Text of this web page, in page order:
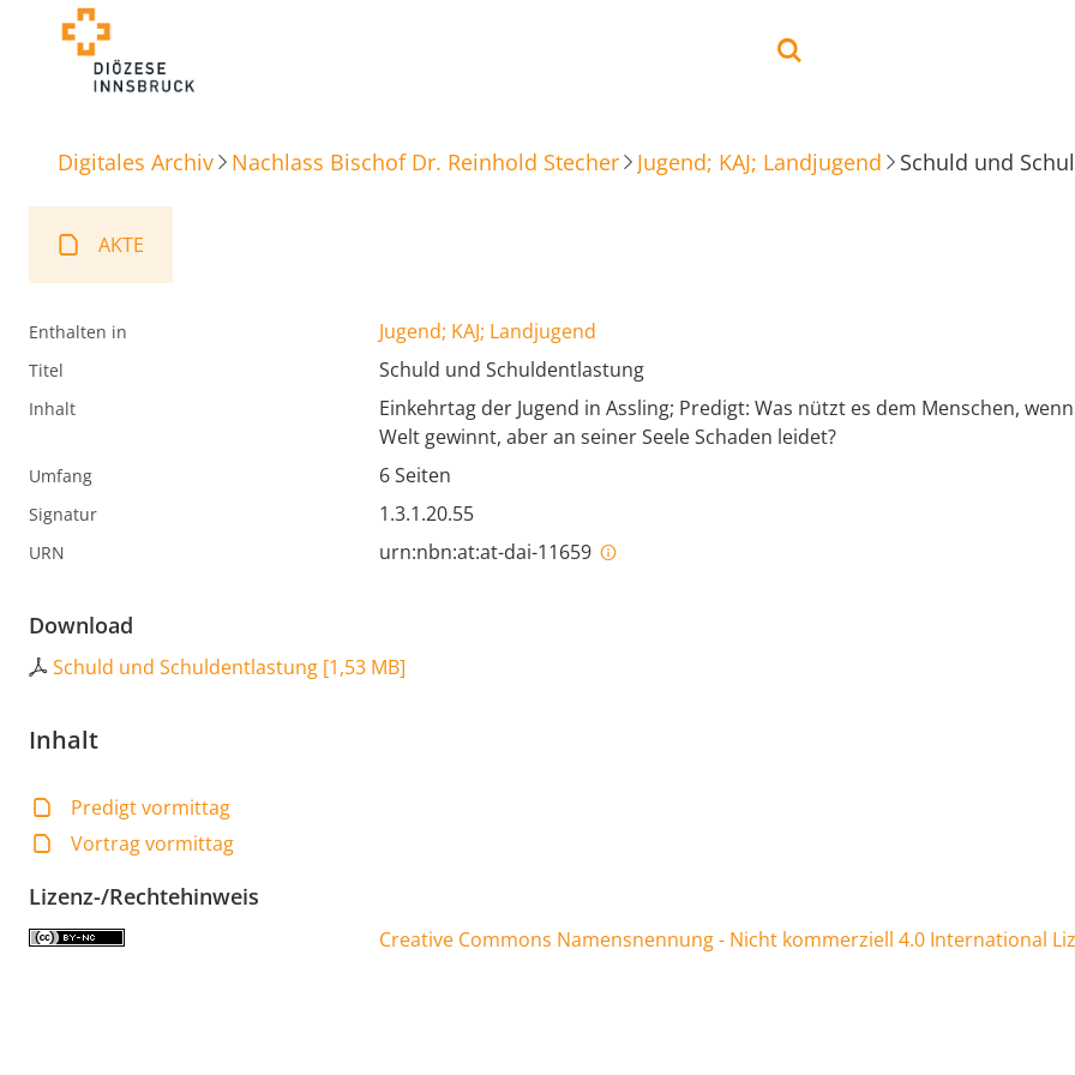
Digitales Archiv Nachlass Bischof Dr. Reinhold Stecher Jugend; KAJ; Landjugend Schuld und
AKTE
Enthalten in Jugend; KAJ; Landjugend
Titel Schuld und Schuldentlastung
Inhalt
Einkehrtag der Jugend in Assling; Predigt: Was nützt es dem Menschen,
Welt gewinnt, aber an seiner Seele Schaden leidet?
Umfang 6 Seiten
Signatur 1.3.1.20.55
URN urn:nbn:at:at-dai-11659
Download
Schuld und Schuldentlastung [1,53 MB]
Inhalt
Predigt vormittag
Vortrag vormittag
Lizenz-/Rechtehinweis
Creative Commons Namensnennung - Nicht kommerziell 4.0 International